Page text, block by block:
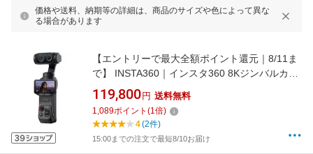
価格や送料、納期等の詳細は、商品のサイズや色によって異な
る場合があります
【エントリーで最大全額ポイント還元｜8/11ま
で】 INSTA360｜インスタ360 8Kジンバルカメ
ラ Insta360 Luna Ultra スタンダードバンドル
コズミックブラック CINSABTA-
LUNAULTRA01
119,800 円 送料無料
1,089ポイント (1倍)
4(2件)
15:00までの注文で最短8/10お届け